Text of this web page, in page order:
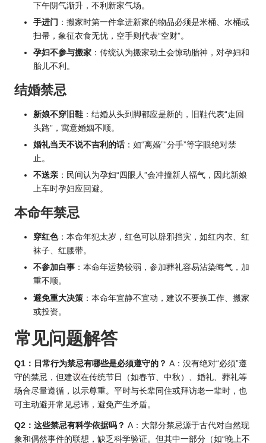
下午阴气渐升，不利新家气场。
手进门 ：搬家时第一件拿进新家的物品必须是米桶、水桶或
扫帚，象征衣食无忧，空手则代表“空财”。
孕妇不参与搬家 ：传统认为搬家动土会惊动胎神，对孕妇和
胎儿不利。
结婚禁忌
新娘不穿旧鞋 ：结婚从头到脚都应是新的，旧鞋代表“走回
头路”，寓意婚姻不顺。
婚礼当天不说不吉利的话：如“离婚”“分手”等字眼绝对禁
止。
不送亲 ：民间认为孕妇“四眼人”会冲撞新人福气，因此新娘
上车时孕妇应回避。
本命年禁忌
穿红色：本命年犯太岁，红色可以辟邪挡灾，如红内衣、红
袜子、红腰带。
不参加白事 ：本命年运势较弱，参加葬礼容易沾染晦气，加
重不顺。
避免重大决策 ：本命年宜静不宜动，建议不要换工作、搬家
或投资。
常见问题解答
Q1：日常行为禁忌有哪些是必须遵守的？ A：没有绝对“必须”遵
守的禁忌，但建议在传统节日（如春节、中秋）、婚礼、葬礼等
场合尽量遵循，以示尊重。平时与长辈同住或拜访老一辈时，也
可主动避开常见忌讳，避免产生矛盾。
Q2：这些禁忌有科学依据吗？ A：大部分禁忌源于古代对自然现
象和偶然事件的联想，缺乏科学验证。但其中一部分（如“晚上不